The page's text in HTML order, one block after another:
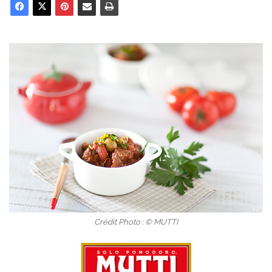
Crédit Photo : © MUTTI